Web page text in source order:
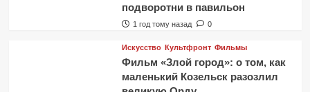
подворотни в павильон
1 год тому назад 0
Искусство Культфронт Фильмы
Фильм «Злой город»: о том, как
маленький Козельск разозлил